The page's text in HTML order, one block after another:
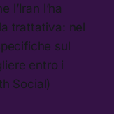
l’Iran l’ha
trattativa: nel
sul
entro i
Social)